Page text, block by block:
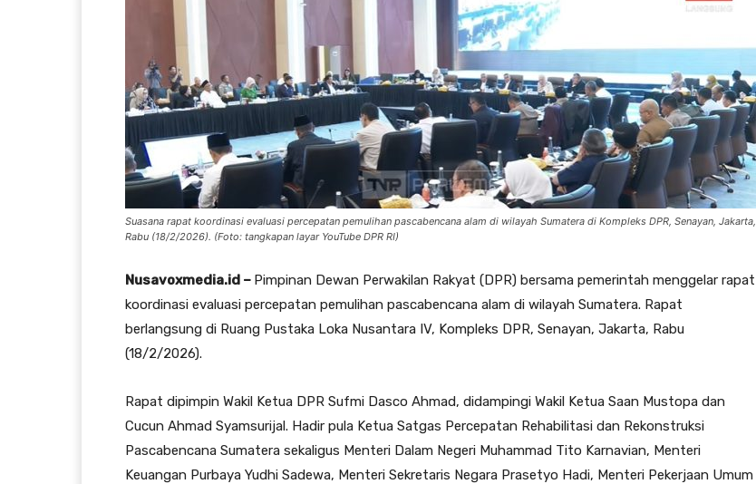
Suasana rapat koordinasi evaluasi percepatan pemulihan pascabencana alam di wilayah Sumatera di Kompleks DPR, Senayan, Jakarta,
Rabu (18/2/2026). (Foto: tangkapan layar YouTube DPR RI)
Nusavoxmedia.id – Pimpinan Dewan Perwakilan Rakyat (DPR) bersama pemerintah menggelar rapat
koordinasi evaluasi percepatan pemulihan pascabencana alam di wilayah Sumatera. Rapat
berlangsung di Ruang Pustaka Loka Nusantara IV, Kompleks DPR, Senayan, Jakarta, Rabu
(18/2/2026).
Rapat dipimpin Wakil Ketua DPR Sufmi Dasco Ahmad, didampingi Wakil Ketua Saan Mustopa dan
Cucun Ahmad Syamsurijal. Hadir pula Ketua Satgas Percepatan Rehabilitasi dan Rekonstruksi
Pascabencana Sumatera sekaligus Menteri Dalam Negeri Muhammad Tito Karnavian, Menteri
Keuangan Purbaya Yudhi Sadewa, Menteri Sekretaris Negara Prasetyo Hadi, Menteri Pekerjaan Umum